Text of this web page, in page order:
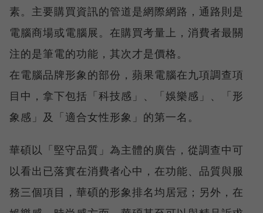
素。主要購買資訊的管道是網際網路，通路則是
電腦商場或電腦展。在購買考量上，消費者最關
注的是筆電的功能，其次才是價格。
在電腦品牌形象的部份，蘋果電腦在九項調查項
目中，拿下包括「科技感」、「娛樂感」、「形
象感」及「適合女性形象」的第一名。
華碩以「堅守品質」為主體的廣告，從調查中可
以看出已落實在消費者心中，在功能、品質與服
務三個項目，華碩的形象排名均居冠；另外，在